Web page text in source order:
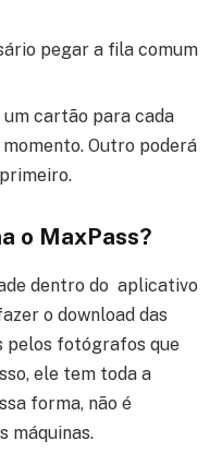
pegar a fila comum
cartão para cada
Outro poderá
o MaxPass?
dentro do aplicativo
o download das
pelos fotógrafos que
ele tem toda a
forma, não é
máquinas.